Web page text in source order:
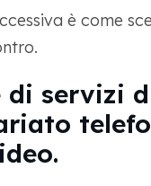
è come
di servizi